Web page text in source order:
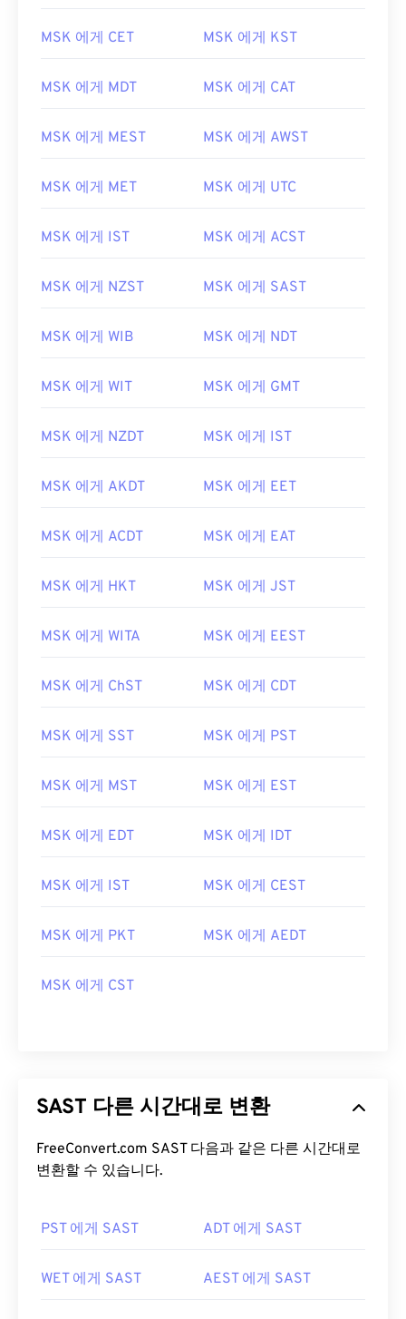
MSK 에게 CET MSK 에게 KST
MSK 에게 MDT MSK 에게 CAT
MSK 에게 MEST MSK 에게 AWST
MSK 에게 MET MSK 에게 UTC
MSK 에게 IST MSK 에게 ACST
MSK 에게 NZST MSK 에게 SAST
MSK 에게 WIB MSK 에게 NDT
MSK 에게 WIT MSK 에게 GMT
MSK 에게 NZDT MSK 에게 IST
MSK 에게 AKDT MSK 에게 EET
MSK 에게 ACDT MSK 에게 EAT
MSK 에게 HKT MSK 에게 JST
MSK 에게 WITA MSK 에게 EEST
MSK 에게 ChST MSK 에게 CDT
MSK 에게 SST MSK 에게 PST
MSK 에게 MST MSK 에게 EST
MSK 에게 EDT MSK 에게 IDT
MSK 에게 IST MSK 에게 CEST
MSK 에게 PKT MSK 에게 AEDT
MSK 에게 CST
SAST 다른 시간대로 변환
FreeConvert.com SAST 다음과 같은 다른 시간대로
변환할 수 있습니다.
PST 에게 SAST ADT 에게 SAST
WET 에게 SAST AEST 에게 SAST